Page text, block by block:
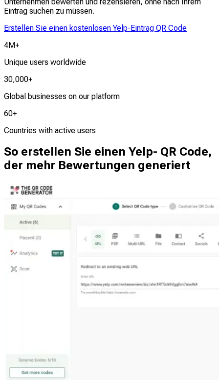
Eintrag suchen zu müssen.
Erstellen Sie einen kostenlosen Yelp-Eintrag QR Code
4M+
Unique users worldwide
30,000+
Global businesses on our platform
60+
Countries with active users
So erstellen Sie einen Yelp- QR Code,
der mehr Bewertungen generiert